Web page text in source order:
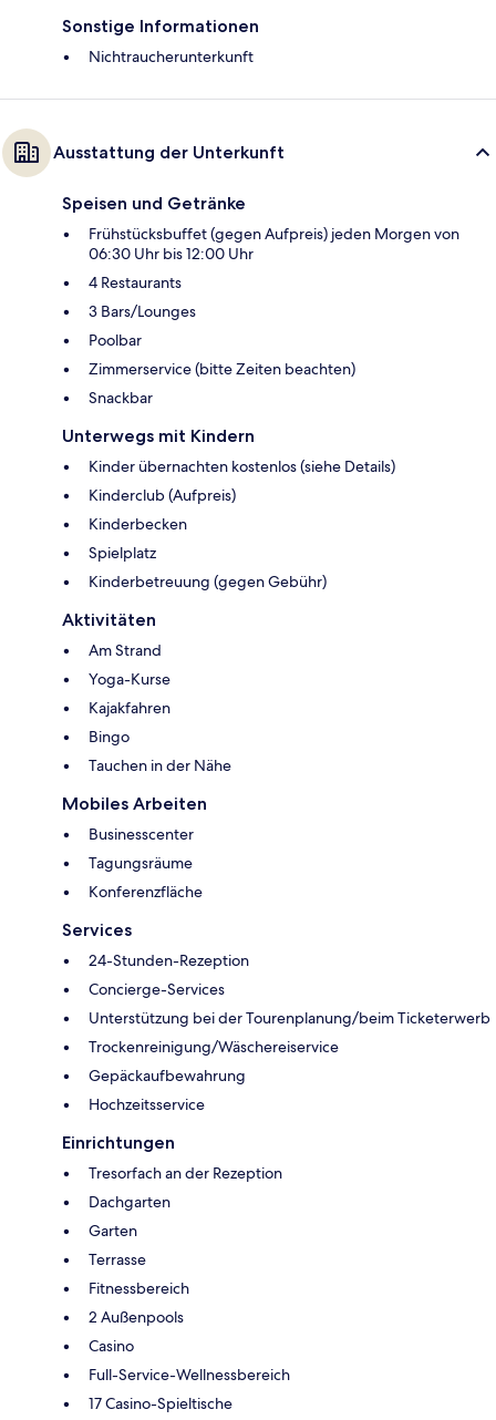
Sonstige Informationen
Nichtraucherunterkunft
Ausstattung der Unterkunft
Speisen und Getränke
Frühstücksbuffet (gegen Aufpreis) jeden Morgen von
06:30 Uhr bis 12:00 Uhr
4 Restaurants
3 Bars/Lounges
Poolbar
Zimmerservice (bitte Zeiten beachten)
Snackbar
Unterwegs mit Kindern
Kinder übernachten kostenlos (siehe Details)
Kinderclub (Aufpreis)
Kinderbecken
Spielplatz
Kinderbetreuung (gegen Gebühr)
Aktivitäten
Am Strand
Yoga-Kurse
Kajakfahren
Bingo
Tauchen in der Nähe
Mobiles Arbeiten
Businesscenter
Tagungsräume
Konferenzfläche
Services
24-Stunden-Rezeption
Concierge-Services
Unterstützung bei der Tourenplanung/beim Ticketerwerb
Trockenreinigung/Wäschereiservice
Gepäckaufbewahrung
Hochzeitsservice
Einrichtungen
Tresorfach an der Rezeption
Dachgarten
Garten
Terrasse
Fitnessbereich
2 Außenpools
Casino
Full-Service-Wellnessbereich
17 Casino-Spieltische